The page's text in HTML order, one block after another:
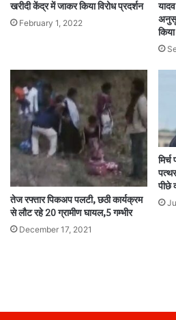
खरीदी केंद्र में जाकर किया विरोध प्रदर्शन
February 1, 2022
तेज रफ्तार पिकअप पलटी, छठी कार्यक्रम
से लौट रहे 20 ग्रामीण घायल,5 गम्भीर
December 17, 2021
पीछे